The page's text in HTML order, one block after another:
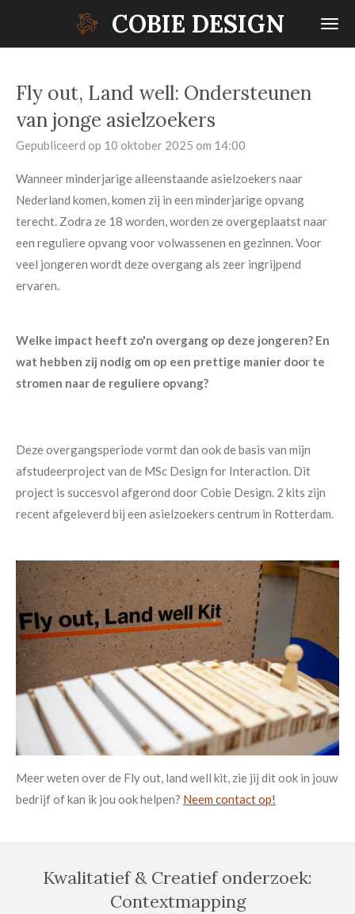
hoofdinhoud
COBIE DESIGN
Fly out, Land well: Ondersteunen
van jonge asielzoekers
Gepubliceerd op 10 oktober 2025 om 14:00
Wanneer minderjarige alleenstaande asielzoekers naar
Nederland komen, komen zij in een minderjarige opvang
terecht. Zodra ze 18 worden, worden ze overgeplaatst naar
een reguliere opvang voor volwassenen en gezinnen. Voor
veel jongeren wordt deze overgang als zeer ingrijpend
ervaren.
Welke impact heeft zo'n overgang op deze jongeren? En
wat hebben zij nodig om op een prettige manier door te
stromen naar de reguliere opvang?
Deze overgangsperiode vormt dan ook de basis van mijn
afstudeerproject van de MSc Design for Interaction. Dit
project is succesvol afgerond door Cobie Design. 2 kits zijn
recent afgeleverd bij een asielzoekers centrum in Rotterdam.
Meer weten over de Fly out, land well kit, zie jij dit ook in jouw
bedrijf of kan ik jou ook helpen? Neem contact op!
Kwalitatief & Creatief onderzoek:
Contextmapping